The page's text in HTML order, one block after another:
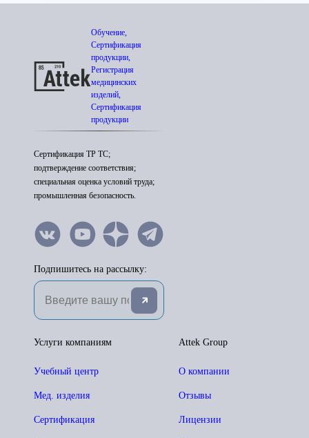
Обучение,
Сертификация
продукции,
Регистрация
медицинских
изделий,
Сертификация
продукции
Сертификация ТР ТС;
подтверждение соответствия;
специальная оценка условий труда;
промышленная безопасность.
Подпишитесь на рассылку:
Attek Group
О компании
Отзывы
Лицензии
Услуги компаниям
Учебный центр
Мед. изделия
Сертификация